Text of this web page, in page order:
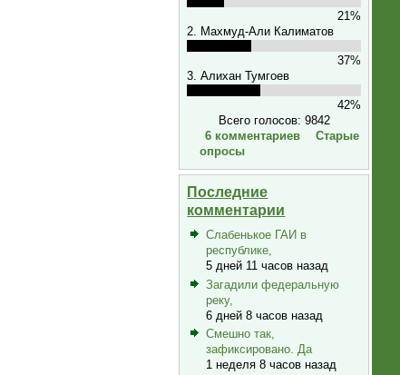
21%
2. Махмуд-Али Калиматов
37%
3. Алихан Тумгоев
42%
Всего голосов: 9842
6 комментариев
Старые
опросы
Последние
комментарии
Слабенькое ГАИ в
республике,
5 дней 11 часов назад
Загадили федеральную
реку,
6 дней 8 часов назад
Смешно так,
зафиксировано. Да
1 неделя 8 часов назад